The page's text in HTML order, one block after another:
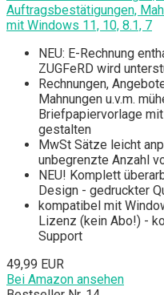
Auftragsbestätigungen,
mit Windows 11, 10, 8.1, 7
NEU: E-Rechnung
ZUGFeRD wird
Rechnungen,
Mahnungen u.v.m.
Briefpapiervorlage
gestalten
MwSt Sätze leicht
unbegrenzte Anzahl
NEU! Komplett
Design - gedruckter
kompatibel mit
Lizenz (kein Abo!) -
Support
49,99 EUR
Bei Amazon ansehen